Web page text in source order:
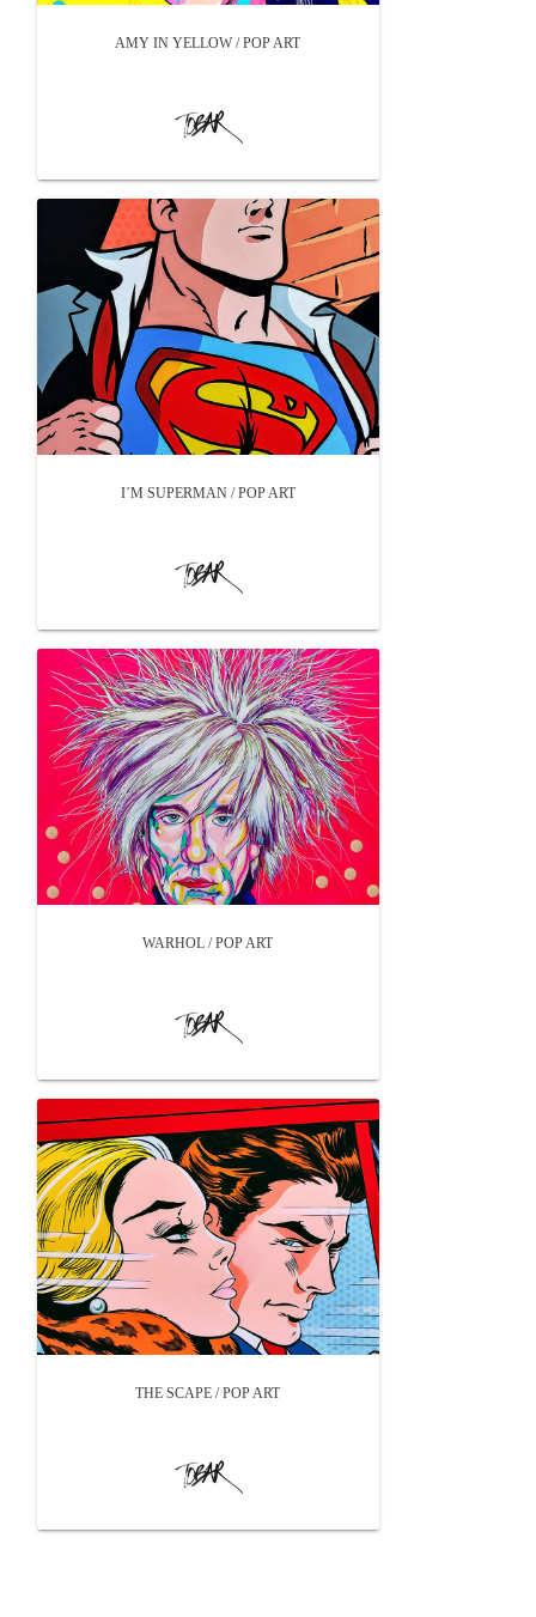
AMY IN YELLOW / POP ART
I´M SUPERMAN / POP ART
WARHOL / POP ART
THE SCAPE / POP ART